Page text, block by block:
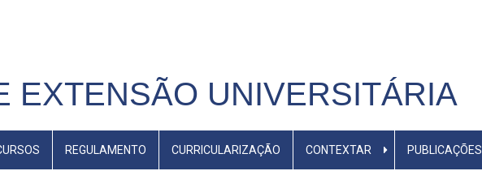
EXTENSÃO UNIVERSITÁRIA
REGULAMENTO CURRICULARIZAÇÃO CONTEXTAR PUBLICAÇÕES